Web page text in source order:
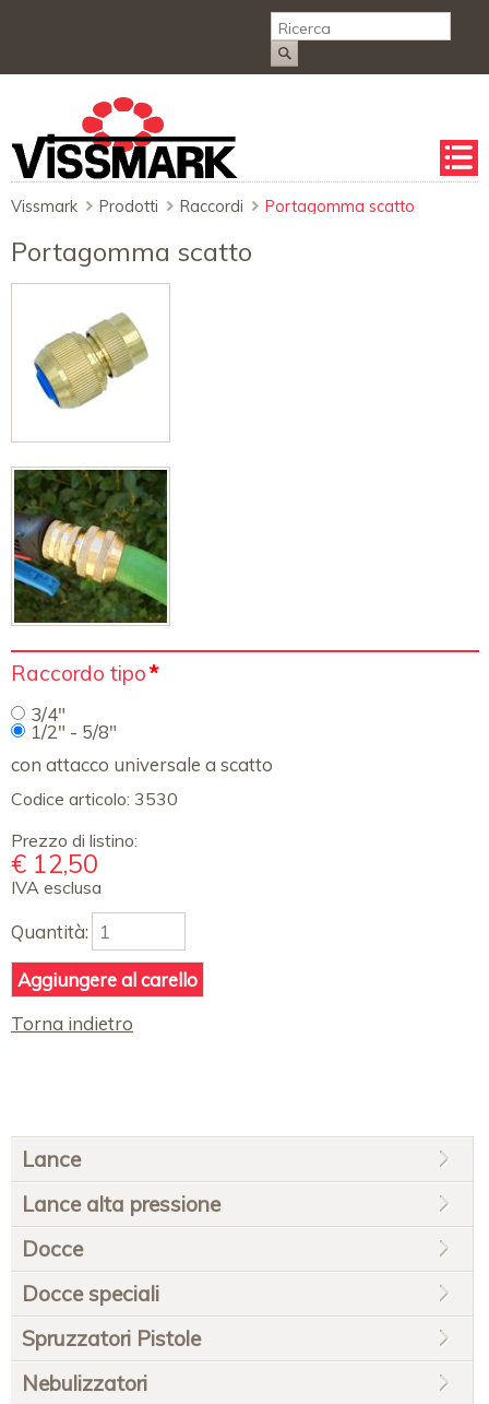
Salta
la
Vissmark Prodotti Raccordi Portagomma scatto
Portagomma scatto
Campo
Raccordo tipo*
3/4"
1/2" - 5/8"
con attacco universale a scatto
Codice articolo: 3530
Prezzo di listino:
€ 12,50
IVA esclusa
Quantità:
Torna indietro
Salta
la
navigazione
Lance
Lance alta pressione
Docce
Docce speciali
Spruzzatori Pistole
Nebulizzatori